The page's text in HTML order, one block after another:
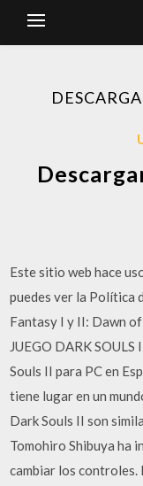
Este sitio web hace
puedes ver la Política
Fantasy I y II: Dawn of
JUEGO DARK
Souls II para PC en
tiene lugar en un
Dark Souls II son
Tomohiro Shibuya ha
cambiar los controles.